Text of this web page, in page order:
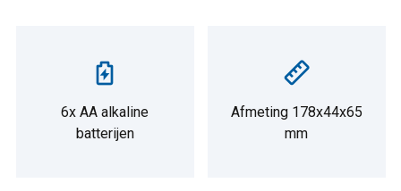
6x AA alkaline
batterijen
Afmeting 178x44x65
mm